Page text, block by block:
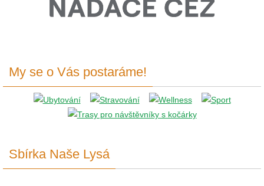
My se o Vás postaráme!
Sbírka Naše Lysá